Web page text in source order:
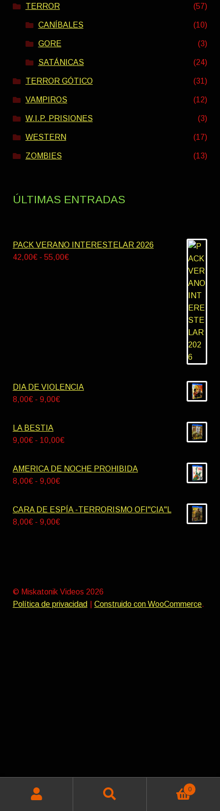
TERROR (57)
CANÍBALES (10)
GORE (3)
SATÁNICAS (24)
TERROR GÓTICO (31)
VAMPIROS (12)
W.I.P. PRISIONES (3)
WESTERN (17)
ZOMBIES (13)
ÚLTIMAS ENTRADAS
PACK VERANO INTERESTELAR 2026
42,00€ - 55,00€Rango
DIA DE VIOLENCIA
8,00€ - 9,00€Rango
desde
9,00€
LA BESTIA
9,00€ - 10,00€Rango
precios:
10,00€
AMERICA DE NOCHE PROHIBIDA
8,00€ - 9,00€Rango
precios:
desde
CARA DE ESPÍA -TERRORISMO OFI"CIA"L
8,00€ - 9,00€Rango
9,00€
© Miskatonik Videos 2026
Política de privacidad
Construido con WooCommerce.
Buscar
0